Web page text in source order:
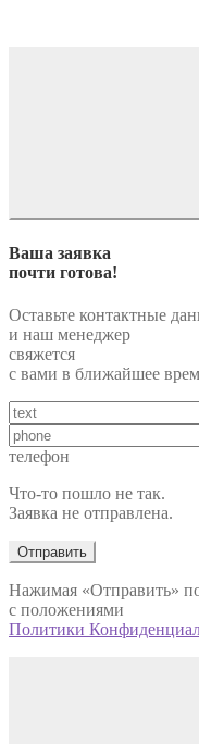
Ваша заявка
почти готова!
Оставьте контактные
и наш менеджер
свяжется
с вами в ближайшее
телефон
Что-то пошло не так.
Заявка не отправлена.
Отправить
Нажимая «Отправить»
с положениями
Политики